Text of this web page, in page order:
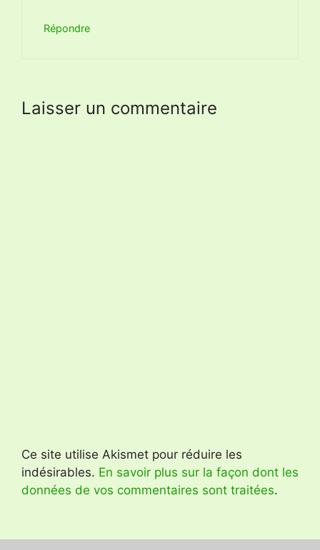
Répondre
Laisser un commentaire
Ce site utilise Akismet pour réduire les
indésirables. En savoir plus sur la façon dont les
données de vos commentaires sont traitées.